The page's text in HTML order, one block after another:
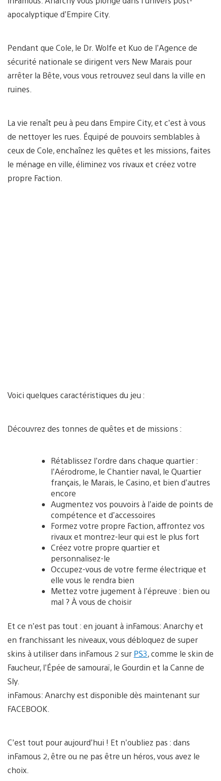
apocalyptique d’Empire City.
Pendant que Cole, le Dr. Wolfe et Kuo de l’Agence de
sécurité nationale se dirigent vers New Marais pour
arrêter la Bête, vous vous retrouvez seul dans la ville en
ruines.
La vie renaît peu à peu dans Empire City, et c’est à vous
de nettoyer les rues. Équipé de pouvoirs semblables à
ceux de Cole, enchaînez les quêtes et les missions, faites
le ménage en ville, éliminez vos rivaux et créez votre
propre Faction.
Voici quelques caractéristiques du jeu :
Découvrez des tonnes de quêtes et de missions :
Rétablissez l’ordre dans chaque quartier :
l’Aérodrome, le Chantier naval, le Quartier
français, le Marais, le Casino, et bien d’autres
encore
Augmentez vos pouvoirs à l’aide de points de
compétence et d’accessoires
Formez votre propre Faction, affrontez vos
rivaux et montrez-leur qui est le plus fort
Créez votre propre quartier et
personnalisez-le
Occupez-vous de votre ferme électrique et
elle vous le rendra bien
Mettez votre jugement à l’épreuve : bien ou
mal ? À vous de choisir
Et ce n’est pas tout : en jouant à inFamous: Anarchy et
en franchissant les niveaux, vous débloquez de super
skins à utiliser dans inFamous 2 sur PS3, comme le skin de
Faucheur, l’Épée de samouraï, le Gourdin et la Canne de
Sly.
inFamous: Anarchy est disponible dès maintenant sur
FACEBOOK.
C’est tout pour aujourd’hui ! Et n’oubliez pas : dans
inFamous 2, être ou ne pas être un héros, vous avez le
choix.